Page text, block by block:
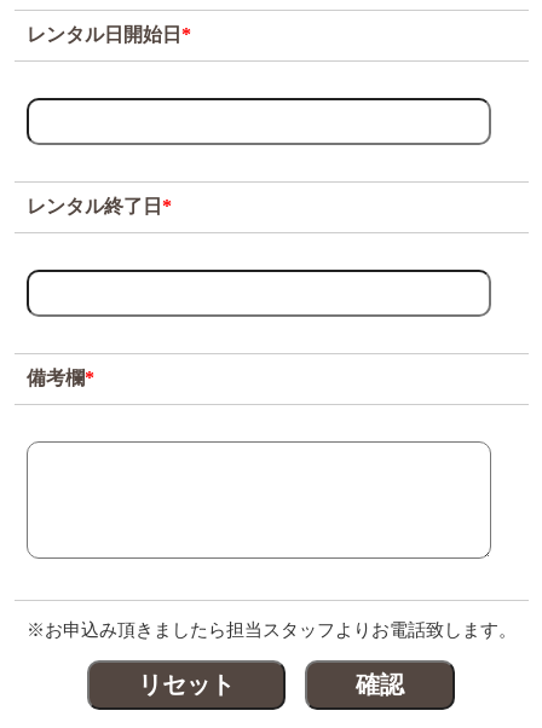
レンタル日開始日 *
レンタル終了日 *
備考欄*
※お申込み頂きましたら担当スタッフよりお電話致します。